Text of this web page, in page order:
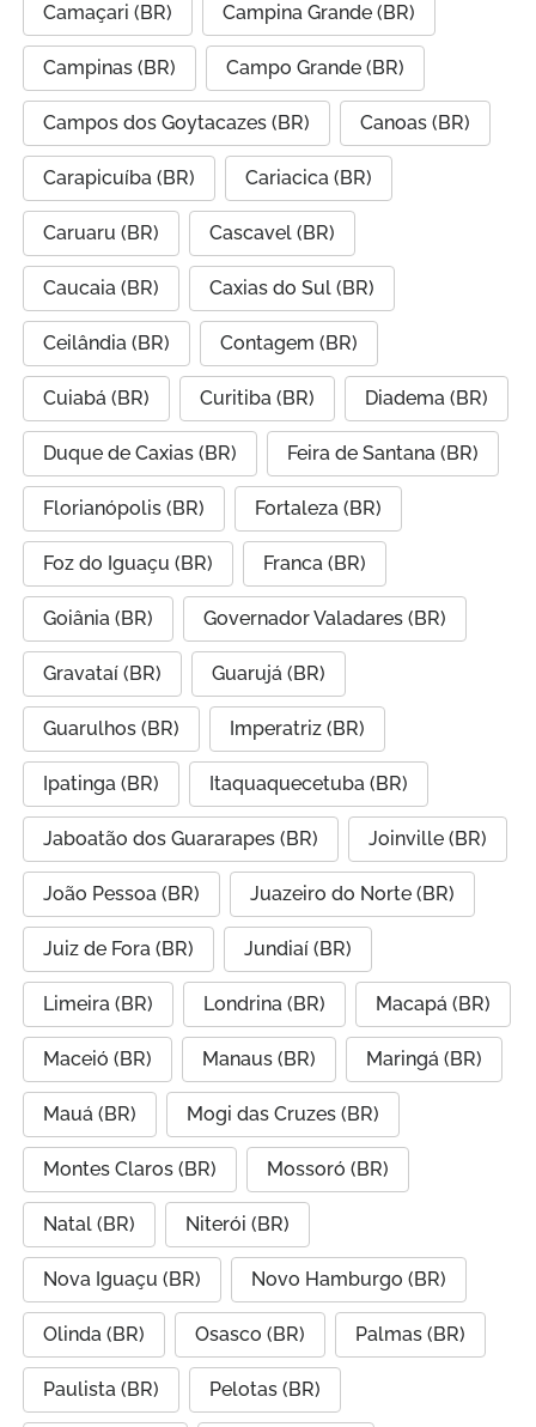
Camaçari (BR) Campina Grande (BR)
Campinas (BR) Campo Grande (BR)
Campos dos Goytacazes (BR) Canoas (BR)
Carapicuíba (BR) Cariacica (BR)
Caruaru (BR) Cascavel (BR)
Caucaia (BR) Caxias do Sul (BR)
Ceilândia (BR) Contagem (BR)
Cuiabá (BR) Curitiba (BR) Diadema (BR)
Duque de Caxias (BR) Feira de Santana (BR)
Florianópolis (BR) Fortaleza (BR)
Foz do Iguaçu (BR) Franca (BR)
Goiânia (BR) Governador Valadares (BR)
Gravataí (BR) Guarujá (BR)
Guarulhos (BR) Imperatriz (BR)
Ipatinga (BR) Itaquaquecetuba (BR)
Jaboatão dos Guararapes (BR) Joinville (BR)
João Pessoa (BR) Juazeiro do Norte (BR)
Juiz de Fora (BR) Jundiaí (BR)
Limeira (BR) Londrina (BR) Macapá (BR)
Maceió (BR) Manaus (BR) Maringá (BR)
Mauá (BR) Mogi das Cruzes (BR)
Montes Claros (BR) Mossoró (BR)
Natal (BR) Niterói (BR)
Nova Iguaçu (BR) Novo Hamburgo (BR)
Olinda (BR) Osasco (BR) Palmas (BR)
Paulista (BR) Pelotas (BR)